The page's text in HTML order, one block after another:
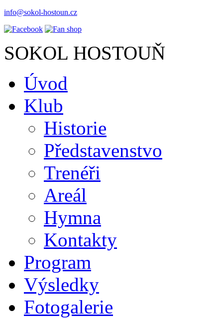
info@sokol-hostoun.cz
SOKOL HOSTOUŇ
Úvod
Klub
Historie
Představenstvo
Trenéři
Areál
Hymna
Kontakty
Program
Výsledky
Fotogalerie